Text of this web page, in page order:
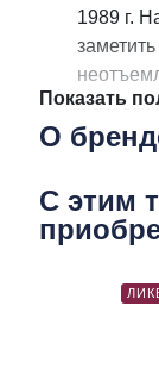
1989 г.
желобки
степ, по
Показать
О
С этим